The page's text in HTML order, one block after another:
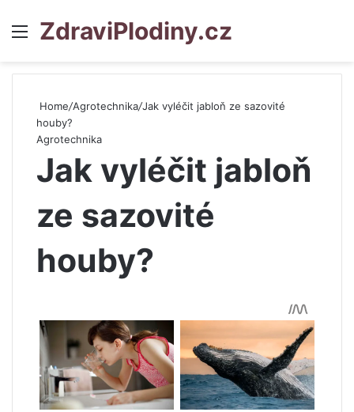
Menu
ZdraviPlodiny.cz
Home/Agrotechnika/Jak vyléčit jabloň ze sazovité
houby?
Agrotechnika
Jak vyléčit jabloň
ze sazovité
houby?